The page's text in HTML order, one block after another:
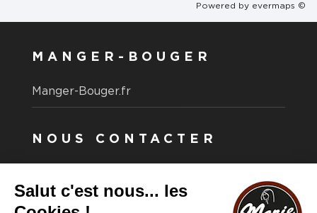
Powered by evermaps ©
MANGER-BOUGER
Manger-Bouger.fr
NOUS CONTACTER
Vous souhaitez nous contacter ?
Consultez notre FAQ.